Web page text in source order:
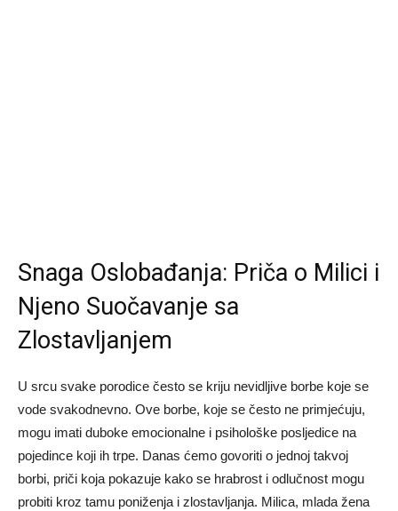
Snaga Oslobađanja: Priča o Milici i
Njeno Suočavanje sa
Zlostavljanjem
U srcu svake porodice često se kriju nevidljive borbe koje se
vode svakodnevno. Ove borbe, koje se često ne primjećuju,
mogu imati duboke emocionalne i psihološke posljedice na
pojedince koji ih trpe. Danas ćemo govoriti o jednoj takvoj
borbi, priči koja pokazuje kako se hrabrost i odlučnost mogu
probiti kroz tamu poniženja i zlostavljanja. Milica, mlada žena